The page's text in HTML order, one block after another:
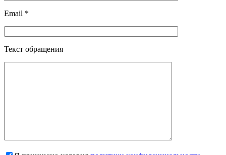
Email *
Текст обращения